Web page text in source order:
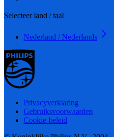
Selecteer land / taal
Nederland / Nederlands
Privacyverklaring
Gebruiksvoorwaarden
Cookie-beleid